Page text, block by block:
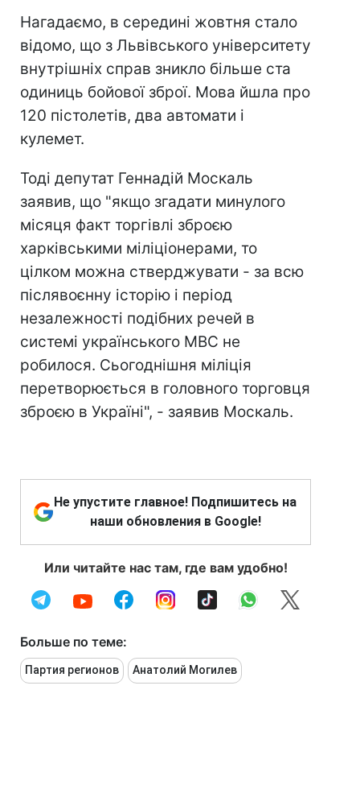
Нагадаємо, в середині жовтня стало
відомо, що з Львівського університету
внутрішніх справ зникло більше ста
одиниць бойової зброї. Мова йшла про
120 пістолетів, два автомати і
кулемет.
Тоді депутат Геннадій Москаль
заявив, що "якщо згадати минулого
місяця факт торгівлі зброєю
харківськими міліціонерами, то
цілком можна стверджувати - за всю
післявоєнну історію і період
незалежності подібних речей в
системі українського МВС не
робилося. Сьогоднішня міліція
перетворюється в головного торговця
зброєю в Україні", - заявив Москаль.
Не упустите главное! Подпишитесь на
наши обновления в Google!
Или читайте нас там, где вам удобно!
Больше по теме:
Партия регионов Анатолий Могилев